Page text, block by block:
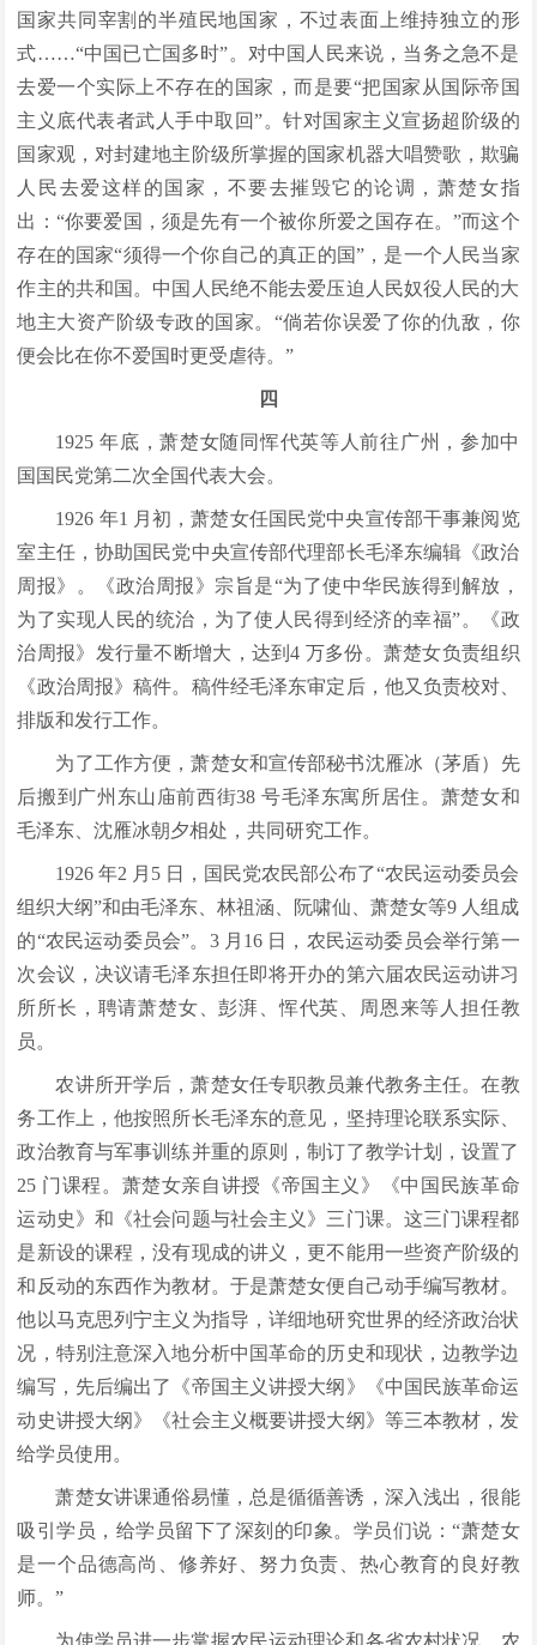
国家共同宰割的半殖民地国家，不过表面上维持独立的形
式……“中国已亡国多时”。对中国人民来说，当务之急不是
去爱一个实际上不存在的国家，而是要“把国家从国际帝国
主义底代表者武人手中取回”。针对国家主义宣扬超阶级的
国家观，对封建地主阶级所掌握的国家机器大唱赞歌，欺骗
人民去爱这样的国家，不要去摧毁它的论调，萧楚女指
出：“你要爱国，须是先有一个被你所爱之国存在。”而这个
存在的国家“须得一个你自己的真正的国”，是一个人民当家
作主的共和国。中国人民绝不能去爱压迫人民奴役人民的大
地主大资产阶级专政的国家。“倘若你误爱了你的仇敌，你
便会比在你不爱国时更受虐待。”
四
1925 年底，萧楚女随同恽代英等人前往广州，参加中
国国民党第二次全国代表大会。
1926 年1 月初，萧楚女任国民党中央宣传部干事兼阅览
室主任，协助国民党中央宣传部代理部长毛泽东编辑《政治
周报》。《政治周报》宗旨是“为了使中华民族得到解放，
为了实现人民的统治，为了使人民得到经济的幸福”。《政
治周报》发行量不断增大，达到4 万多份。萧楚女负责组织
《政治周报》稿件。稿件经毛泽东审定后，他又负责校对、
排版和发行工作。
为了工作方便，萧楚女和宣传部秘书沈雁冰（茅盾）先
后搬到广州东山庙前西街38 号毛泽东寓所居住。萧楚女和
毛泽东、沈雁冰朝夕相处，共同研究工作。
1926 年2 月5 日，国民党农民部公布了“农民运动委员会
组织大纲”和由毛泽东、林祖涵、阮啸仙、萧楚女等9 人组成
的“农民运动委员会”。3 月16 日，农民运动委员会举行第一
次会议，决议请毛泽东担任即将开办的第六届农民运动讲习
所所长，聘请萧楚女、彭湃、恽代英、周恩来等人担任教
员。
农讲所开学后，萧楚女任专职教员兼代教务主任。在教
务工作上，他按照所长毛泽东的意见，坚持理论联系实际、
政治教育与军事训练并重的原则，制订了教学计划，设置了
25 门课程。萧楚女亲自讲授《帝国主义》《中国民族革命
运动史》和《社会问题与社会主义》三门课。这三门课程都
是新设的课程，没有现成的讲义，更不能用一些资产阶级的
和反动的东西作为教材。于是萧楚女便自己动手编写教材。
他以马克思列宁主义为指导，详细地研究世界的经济政治状
况，特别注意深入地分析中国革命的历史和现状，边教学边
编写，先后编出了《帝国主义讲授大纲》《中国民族革命运
动史讲授大纲》《社会主义概要讲授大纲》等三本教材，发
给学员使用。
萧楚女讲课通俗易懂，总是循循善诱，深入浅出，很能
吸引学员，给学员留下了深刻的印象。学员们说：“萧楚女
是一个品德高尚、修养好、努力负责、热心教育的良好教
师。”
为使学员进一步掌握农民运动理论和各省农村状况，农